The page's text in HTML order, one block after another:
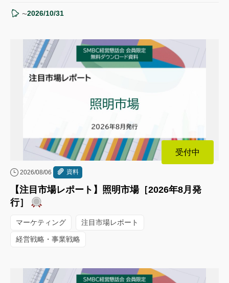
〜2026/10/31
受付中
2026/08/06 資料
【注目市場レポート】照明市場［2026年8月発
行］
マーケティング 注目市場レポート
経営戦略・事業戦略